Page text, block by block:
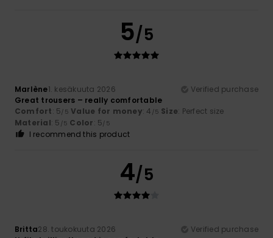
5/5
Marlène1. kesäkuuta 2026
Verified purchase
Great trousers – really comfortable
Comfort: 5/5 Value for money: 4 /5 Size: Perfect size
Material: 5 /5 Color: 5/5
I recommend this product
4/5
Britta28. toukokuuta 2026
Verified purchase